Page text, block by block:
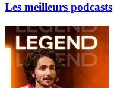
Les meilleurs podcasts